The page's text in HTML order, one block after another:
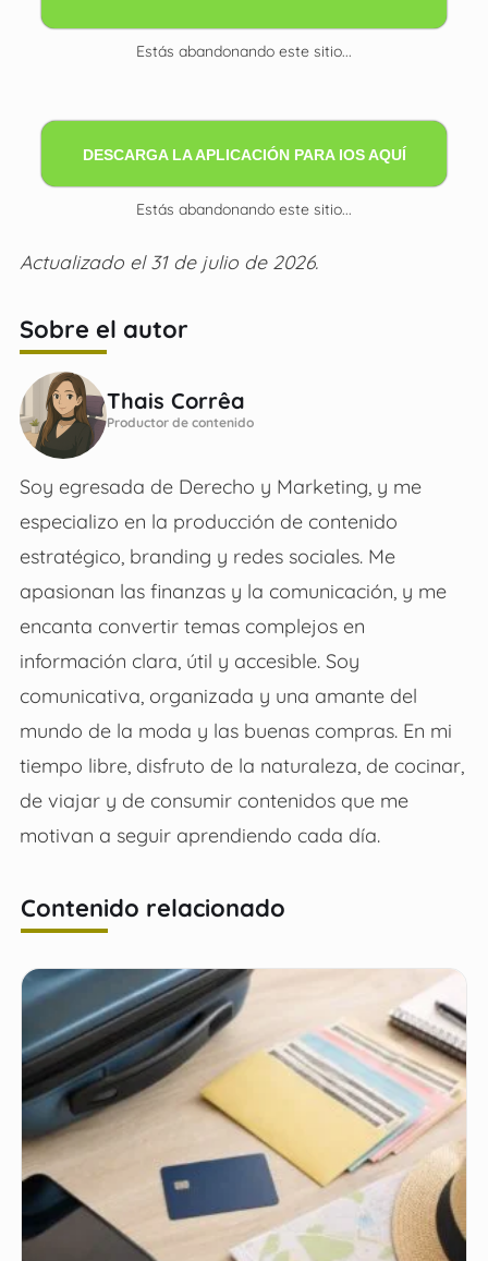
Estás abandonando este sitio...
DESCARGA LA APLICACIÓN PARA IOS AQUÍ
Estás abandonando este sitio...
Actualizado el 31 de julio de 2026.
Sobre el autor
Thais Corrêa
Productor de contenido
Soy egresada de Derecho y Marketing, y me
especializo en la producción de contenido
estratégico, branding y redes sociales. Me
apasionan las finanzas y la comunicación, y me
encanta convertir temas complejos en
información clara, útil y accesible. Soy
comunicativa, organizada y una amante del
mundo de la moda y las buenas compras. En mi
tiempo libre, disfruto de la naturaleza, de cocinar,
de viajar y de consumir contenidos que me
motivan a seguir aprendiendo cada día.
Contenido relacionado